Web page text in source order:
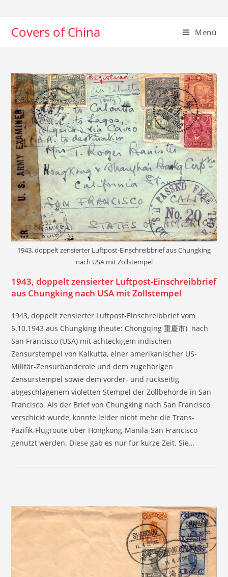
springen
Covers of China Menü
1943, doppelt zensierter Luftpost-Einschreibbrief aus Chungking
nach USA mit Zollstempel
1943, doppelt zensierter Luftpost-Einschreibbrief
aus Chungking nach USA mit Zollstempel
1943, doppelt zensierter Luftpost-Einschreibbrief vom
5.10.1943 aus Chungking (heute: Chongqing 重慶市) nach
San Francisco (USA) mit achteckigem indischen
Zensurstempel von Kalkutta, einer amerikanischer US-
Militär-Zensurbanderole und dem zugehörigen
Zensurstempel sowie dem vorder- und rückseitig
abgeschlagenem violetten Stempel der Zollbehörde in San
Francisco. Als der Brief von Chungking nach San Francisco
verschickt wurde, konnte leider nicht mehr die Trans-
Pazifik-Flugroute über Hongkong-Manila-San Francisco
genutzt werden. Diese gab es nur für kurze Zeit. Sie…